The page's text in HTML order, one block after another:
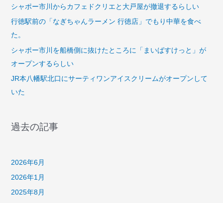
シャポー市川からカフェドクリエと大戸屋が撤退するらしい
行徳駅前の「なぎちゃんラーメン 行徳店」でもり中華を食べ
た。
シャポー市川を船橋側に抜けたところに「まいばすけっと」が
オープンするらしい
JR本八幡駅北口にサーティワンアイスクリームがオープンして
いた
過去の記事
2026年6月
2026年1月
2025年8月